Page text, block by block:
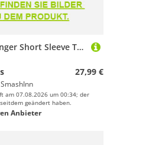
Oxdog Avenger Short Sleeve T-shirt Weiß 152 cm Kinder
27,99 €
SmashInn
am 07.08.2026 um 00:34; der
geändert haben.
Anbieter